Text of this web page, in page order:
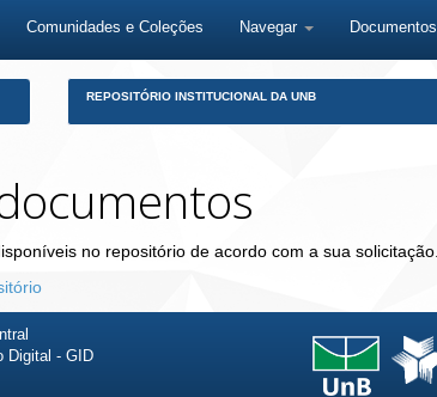
Comunidades e Coleções Navegar Documentos
REPOSITÓRIO INSTITUCIONAL DA UNB
no repositório de acordo com a sua solicitação.
Digital - GID